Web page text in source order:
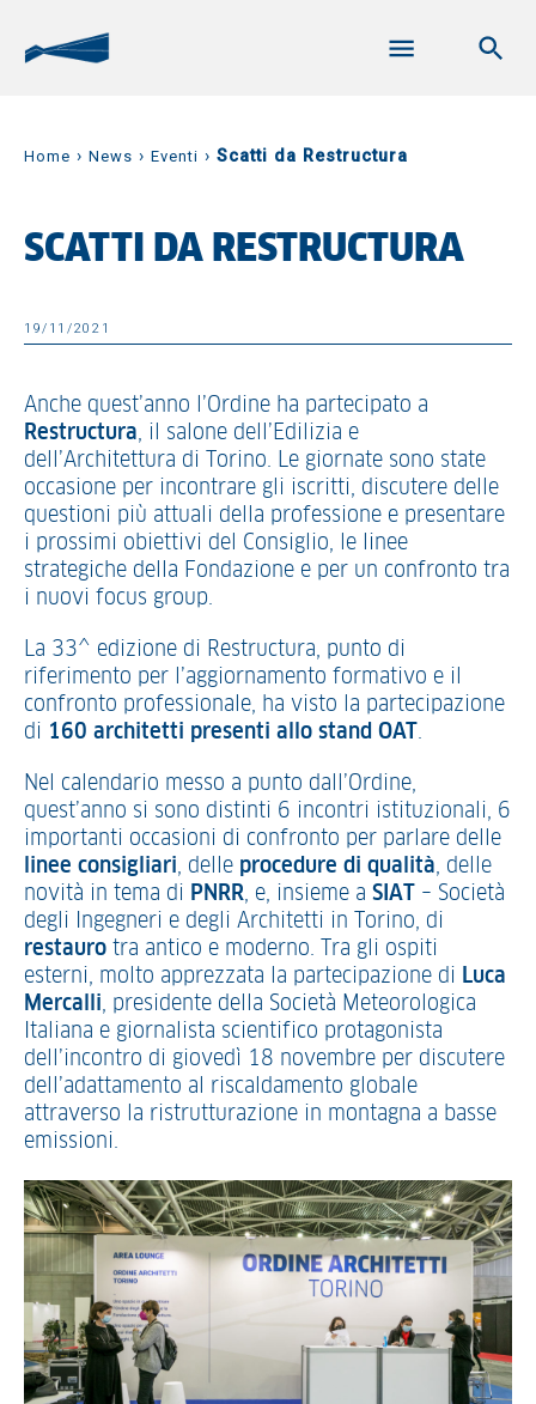
Home › News › Eventi › Scatti da Restructura
SCATTI DA RESTRUCTURA
19/11/2021
Anche quest’anno l’Ordine ha partecipato a
Restructura, il salone dell’Edilizia e
dell’Architettura di Torino. Le giornate sono state
occasione per incontrare gli iscritti, discutere delle
questioni più attuali della professione e presentare
i prossimi obiettivi del Consiglio, le linee
strategiche della Fondazione e per un confronto tra
i nuovi focus group.
La 33^ edizione di Restructura, punto di
riferimento per l’aggiornamento formativo e il
confronto professionale, ha visto la partecipazione
di 160 architetti presenti allo stand OAT .
Nel calendario messo a punto dall’Ordine,
quest’anno si sono distinti 6 incontri istituzionali, 6
importanti occasioni di confronto per parlare delle
linee consigliari, delle procedure di qualità, delle
novità in tema di PNRR, e, insieme a SIAT
– Società
degli Ingegneri e degli Architetti in Torino, di
restauro tra antico e moderno. Tra gli ospiti
esterni, molto apprezzata la partecipazione di Luca
Mercalli, presidente della Società Meteorologica
Italiana e giornalista scientifico protagonista
dell’incontro di giovedì 18 novembre per discutere
dell’adattamento al riscaldamento globale
attraverso la ristrutturazione in montagna a basse
emissioni.